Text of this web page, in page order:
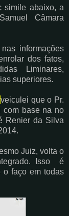
simile abaixo, a
Câmara
informações
dos fatos,
Liminares,
superiores.
veiculei que o Pr.
com base na no
Renier da Silva
Juiz, volta o
Isso é
o faço em todas